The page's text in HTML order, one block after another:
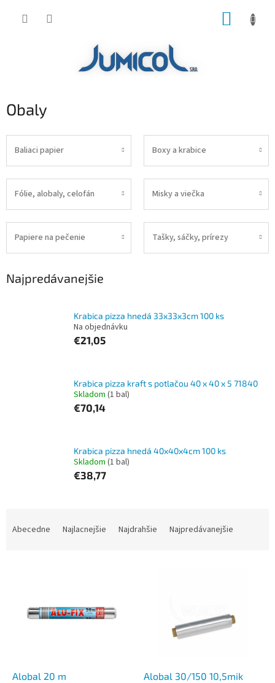
Obaly
Baliaci papier Boxy a krabice
Fólie, alobaly, celofán Misky a viečka
Papiere na pečenie Tašky, sáčky, prírezy
Najpredávanejšie
Krabica pizza hnedá 33x33x3cm 100 ks
Na objednávku
€21,05
Krabica pizza kraft s potlačou 40 x 40 x 5 71840
Skladom (1 bal)
€70,14
Krabica pizza hnedá 40x40x4cm 100 ks
Skladom (1 bal)
€38,77
Abecedne Najlacnejšie Najdrahšie Najpredávanejšie
Alobal 20 m
Alobal 30/150 10,5mik